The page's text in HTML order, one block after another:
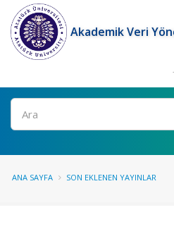
Akademik Veri
Ara
ANA SAYFA SON EKLENEN YAYINLAR